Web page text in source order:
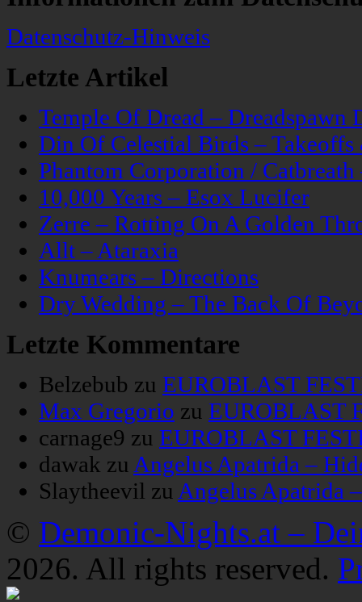
Datenschutz-Hinweis
Letzte Artikel
Temple Of Dread – Dreadspawn
Din Of Celestial Birds –
Phantom Corporation /
10,000 Years – Esox Lucifer
Zerre – Rotting On A Golden
Allt – Ataraxia
Knumears – Directions
Dry Wedding – The Back Of
Letzte Kommentare
Belzebub zu EUROBLAST
Max Gregorio zu EUROBLAST
carnage9 zu EUROBLAST
dawak zu Angelus Apatrida –
Slaytheevil zu Angelus Apatrida
© Demonic-Nights.at –
2026. All rights reserved.